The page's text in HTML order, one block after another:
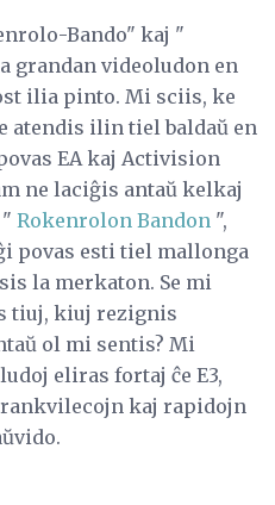
Bando" kaj "
grandan videoludon en
ilia pinto. Mi sciis, ke
atendis ilin tiel baldaŭ en
EA kaj Activision
ne laciĝis antaŭ kelkaj
Rokenrolon Bandon ",
povas esti tiel mallonga
la merkaton. Se mi
tiuj, kiuj rezignis
ol mi sentis? Mi
eliras fortaj ĉe E3,
kaj rapidojn